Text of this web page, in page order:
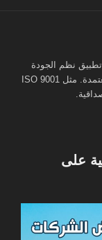
نظم الجودة
وإعداد الوثائق اللازمة للحصول على الشهادات المعتمدة. مثل ISO 9001
على